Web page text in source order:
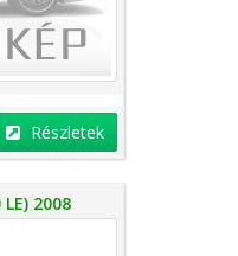
Részletek
2008